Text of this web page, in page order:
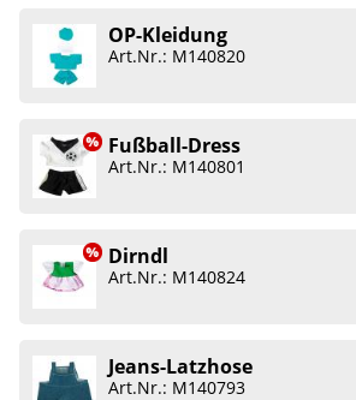
OP-Kleidung
Art.Nr.: M140820
Fußball-Dress
Art.Nr.: M140801
Dirndl
Art.Nr.: M140824
Jeans-Latzhose
Art.Nr.: M140793